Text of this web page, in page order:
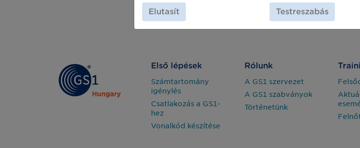
Első lépések
Számtartomány
igénylés
Csatlakozás a GS1-
hez
Vonalkód készítése
Rólunk
A GS1 szervezet
A GS1 szabványok
Történetünk
Elutasít Testreszabás